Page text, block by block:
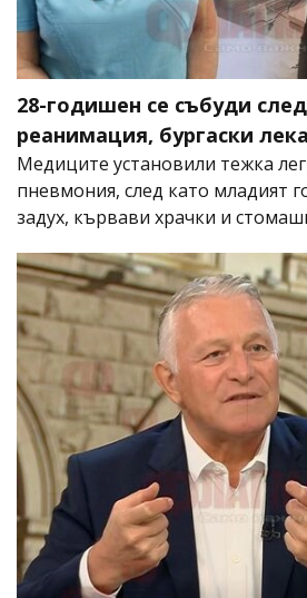
28-годишен се събуди
реанимация, бургаски
Медиците установили тежка
пневмония, след като младият
задух, кървави храчки и